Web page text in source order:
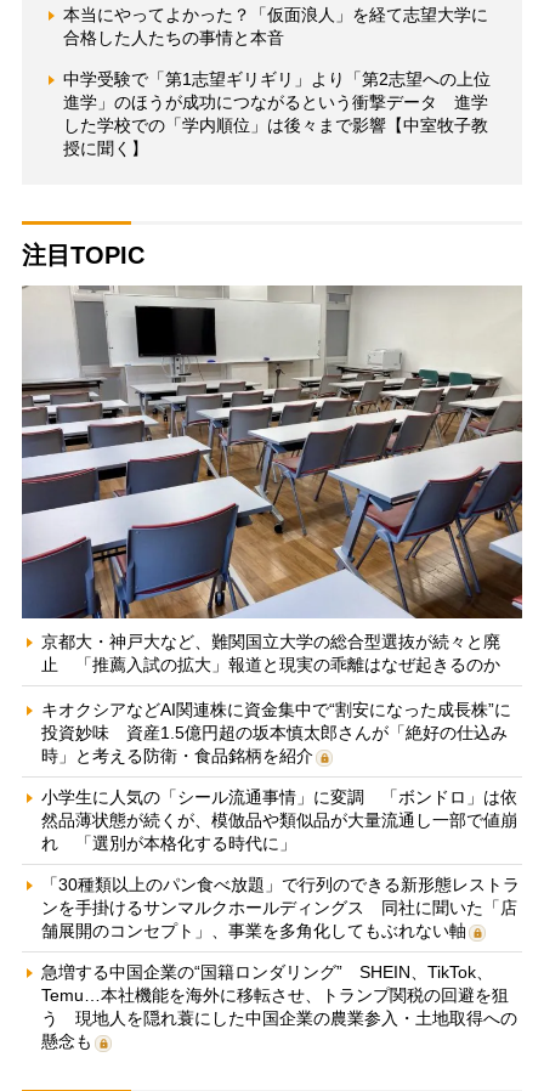
本当にやってよかった？「仮面浪人」を経て志望大学に
合格した人たちの事情と本音
中学受験で「第1志望ギリギリ」より「第2志望への上位
進学」のほうが成功につながるという衝撃データ 進学
した学校での「学内順位」は後々まで影響【中室牧子教
授に聞く】
注目TOPIC
京都大・神戸大など、難関国立大学の総合型選抜が続々と廃
止 「推薦入試の拡大」報道と現実の乖離はなぜ起きるのか
キオクシアなどAI関連株に資金集中で“割安になった成長株”に
投資妙味 資産1.5億円超の坂本慎太郎さんが「絶好の仕込み
時」と考える防衛・食品銘柄を紹介
小学生に人気の「シール流通事情」に変調 「ボンドロ」は依
然品薄状態が続くが、模倣品や類似品が大量流通し一部で値崩
れ 「選別が本格化する時代に」
「30種類以上のパン食べ放題」で行列のできる新形態レストラ
ンを手掛けるサンマルクホールディングス 同社に聞いた「店
舗展開のコンセプト」、事業を多角化してもぶれない軸
急増する中国企業の“国籍ロンダリング” SHEIN、TikTok、
Temu…本社機能を海外に移転させ、トランプ関税の回避を狙
う 現地人を隠れ蓑にした中国企業の農業参入・土地取得への
懸念も